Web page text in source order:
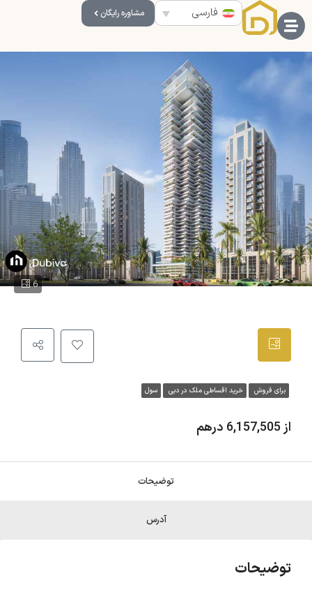
فارسی مشاوره رایگان
6
برای فروش خرید اقساطی ملک در دبی سول
از 6,157,505 درهم
توضیحات
آدرس
توضیحات